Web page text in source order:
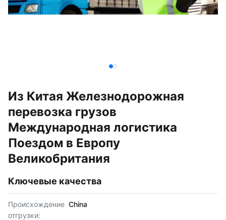
Из Китая Железнодорожная
перевозка грузов
Международная логистика
Поездом в Европу
Великобритания
Ключевые качества
Происхождение
отгрузки:
China